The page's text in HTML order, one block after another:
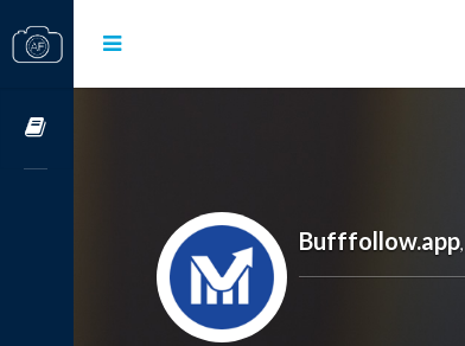
Bufffollow.app,